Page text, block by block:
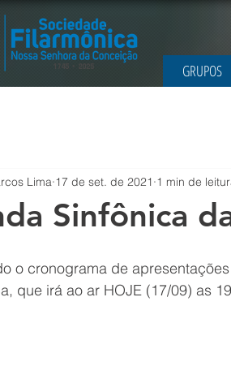
GRUPOS
Sinfônica
Lima 17 de set. de 2021 1 min de
o cronograma de
que irá ao ar HOJE (17/09) as